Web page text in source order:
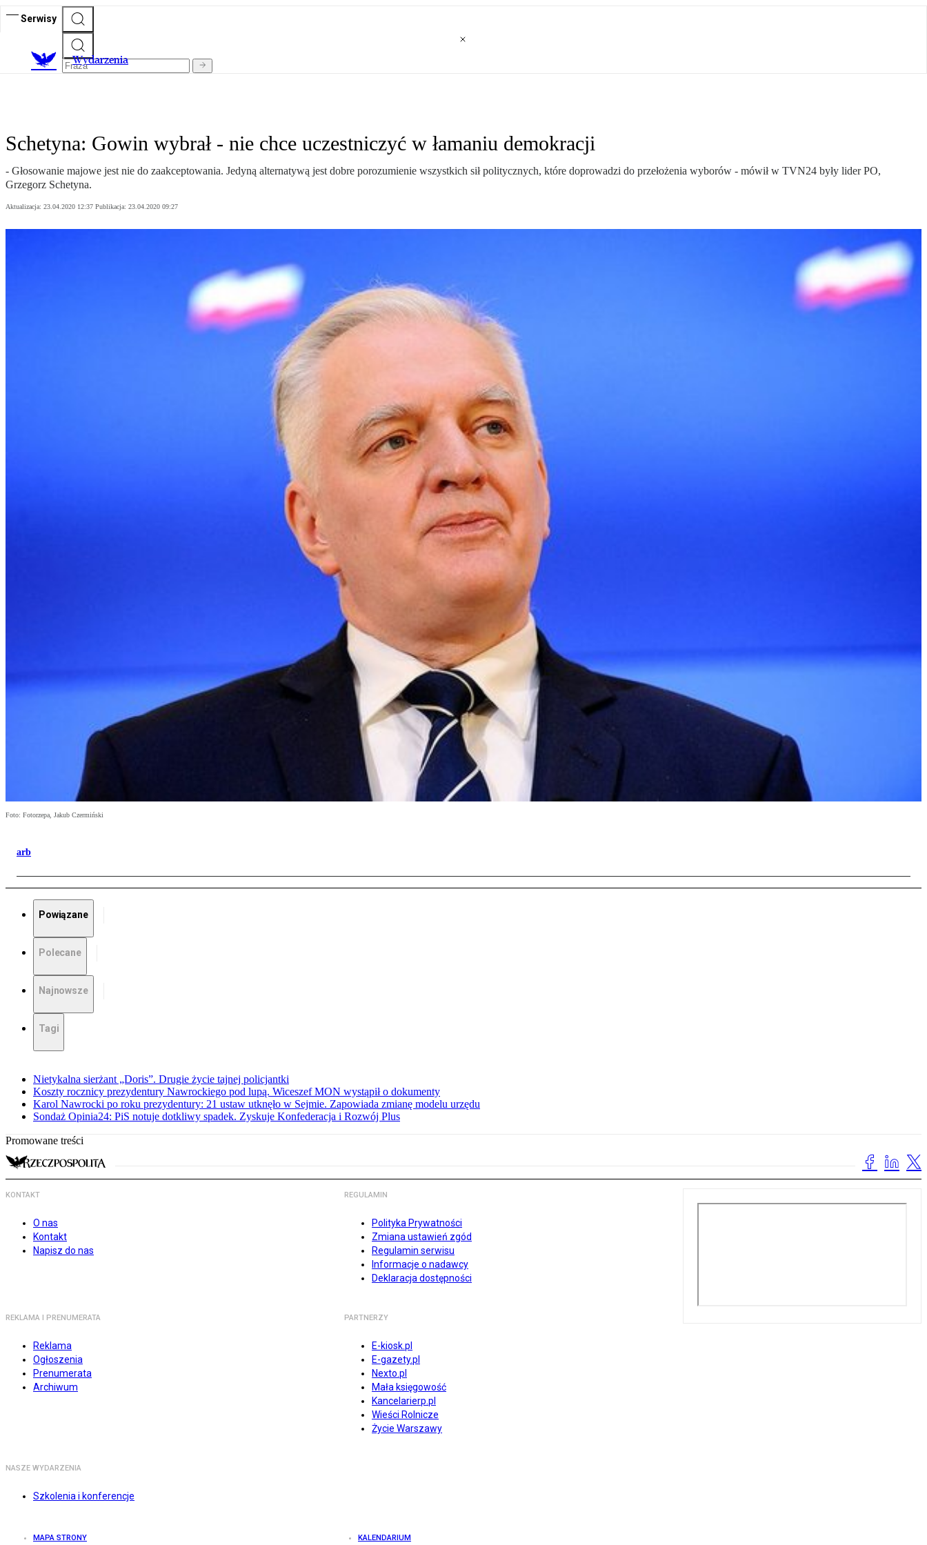
Serwisy
Wydarzenia
Schetyna: Gowin wybrał - nie chce uczestniczyć w łamaniu demokracji
- Głosowanie majowe jest nie do zaakceptowania. Jedyną alternatywą jest dobre porozumienie wszystkich sił politycznych, które doprowadzi do przełożenia wyborów - mówił w TVN24 były lider PO,
Grzegorz Schetyna.
Aktualizacja: 23.04.2020 12:37 Publikacja: 23.04.2020 09:27
Foto: Fotorzepa, Jakub Czermiński
arb
Powiązane
Polecane
Najnowsze
Tagi
Nietykalna sierżant „Doris”. Drugie życie tajnej policjantki
Koszty rocznicy prezydentury Nawrockiego pod lupą. Wiceszef MON wystąpił o dokumenty
Karol Nawrocki po roku prezydentury: 21 ustaw utknęło w Sejmie. Zapowiada zmianę modelu urzędu
Sondaż Opinia24: PiS notuje dotkliwy spadek. Zyskuje Konfederacja i Rozwój Plus
Promowane treści
KONTAKT
O nas
Kontakt
Napisz do nas
REGULAMIN
Polityka Prywatności
Zmiana ustawień zgód
Regulamin serwisu
Informacje o nadawcy
Deklaracja dostępności
REKLAMA I PRENUMERATA
Reklama
Ogłoszenia
Prenumerata
Archiwum
PARTNERZY
E-kiosk.pl
E-gazety.pl
Nexto.pl
Mała księgowość
Kancelarierp.pl
Wieści Rolnicze
Życie Warszawy
NASZE WYDARZENIA
Szkolenia i konferencje
MAPA STRONY KALENDARIUM